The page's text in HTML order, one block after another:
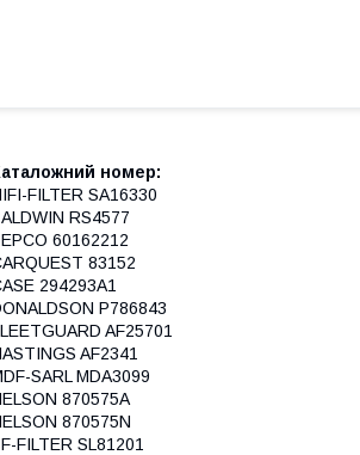
номер:
FILTER SA16330
RS4577
60162212
83152
294293A1
P786843
AF25701
AF2341
SARL MDA3099
870575A
870575N
FILTER SL81201